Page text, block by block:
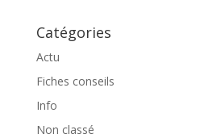
Catégories
Actu
Fiches conseils
Info
Non classé